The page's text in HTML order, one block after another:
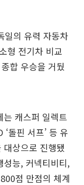
일의 유력 자동차
형 전기차 비교
합 우승을 거뒀
캐스퍼 일렉트
‘돌핀 서프’ 등 유
상으로 진행됐
능, 커넥티비티,
점 만점의 체계